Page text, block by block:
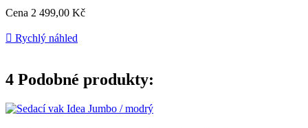
Cena 2 499,00 Kč
 Rychlý náhled
4 Podobné produkty: